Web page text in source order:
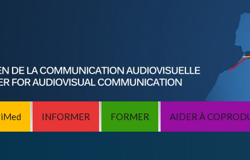
INFORMER FORMER AIDER À